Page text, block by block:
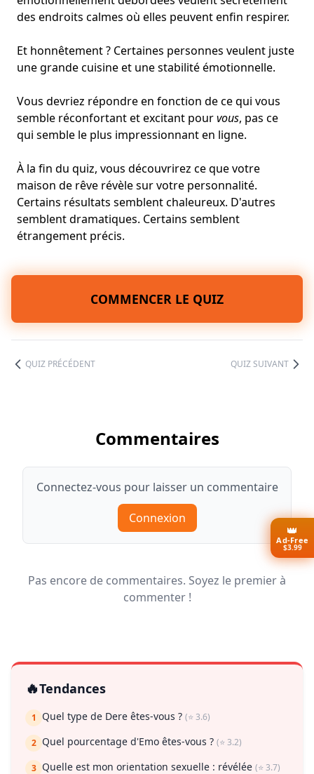
des endroits calmes où elles peuvent enfin respirer.
Et honnêtement ? Certaines personnes veulent juste
une grande cuisine et une stabilité émotionnelle.
Vous devriez répondre en fonction de ce qui vous
semble réconfortant et excitant pourvous, pas ce
qui semble le plus impressionnant en ligne.
À la fin du quiz, vous découvrirez ce que votre
maison de rêve révèle sur votre personnalité.
Certains résultats semblent chaleureux. D'autres
semblent dramatiques. Certains semblent
étrangement précis.
COMMENCER LE QUIZ
QUIZ PRÉCÉDENT QUIZ SUIVANT
Commentaires
Connectez-vous pour laisser un commentaire
Connexion
Pas encore de commentaires. Soyez le premier à
commenter !
🔥Tendances
1 Quel type de Dere êtes-vous ? (⭐ 3.6)
2 Quel pourcentage d'Emo êtes-vous ? (⭐ 3.2)
3 Quelle est mon orientation sexuelle : révélée (⭐ 3.7)
👑
Ad-Free
$3.99